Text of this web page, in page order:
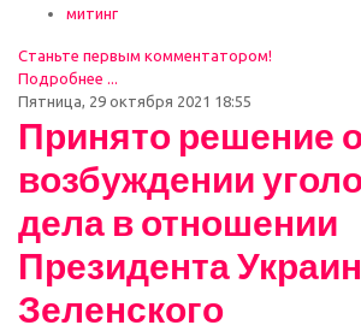
митинг
Станьте первым комментатором!
Подробнее ...
Пятница, 29 октября 2021 18:55
Принято решение
возбуждении
дела в отношении
Президента
Зеленского